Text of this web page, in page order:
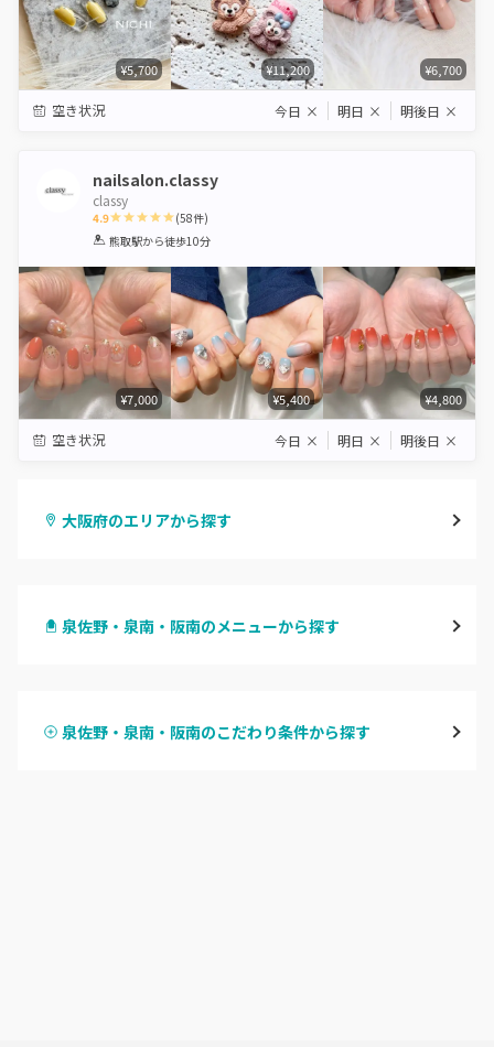
¥5,700 ¥11,200 ¥6,700
空き状況 今日 × 明日 × 明後日 ×
nailsalon.classy
classy
4.9
1 2 3 4 5
(58件)
熊取駅から徒歩10分
¥7,000 ¥5,400 ¥4,800
空き状況 今日 × 明日 × 明後日 ×
大阪府のエリアから探す
心斎橋・南船場・アメ村
泉佐野・泉南・阪南のメニューから探す
ハンドスカルプ
泉佐野・泉南・阪南のこだわり条件から探す